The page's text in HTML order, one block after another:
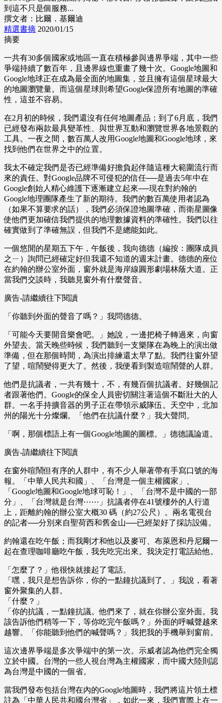
撰文者：比爾．基爾迪
精選書摘 2020/01/15
摘要
一共有30多個國家或地區一直在積極參與邊界爭端，其中一些
爭端持續了數百年，且邊界線也重畫了幾十次。Google地圖和
Google地球正在成為最全面的地圖集，並且擁有這個星球最大
的地圖瀏覽量。而這個星球則希望Google保證所有地圖的準確
性，這並不容易。
在2月初的時候，我們還沒有任何地圖產品；到了6月底，我們
已經發布兩款最具變革性、與世界互動和瀏覽世界各地景觀的
工具。一夜之間，數百萬人改用Google地圖和Google地球，來
找到他們在世界之中的位置。
我太不確定我們是否已經準備好擔負起伴隨這種大範圍流行而
來的責任。對Google品牌不可侵犯的信任──是過去5年中在
Google創始人精心維護下逐漸建立起來──現在對約翰的
Google地理團隊產生了新的期待。我們的數百萬使用者認為
（如果不算要求的話），我們必須保證地圖準確，而衛星圖像
使他們更加確信我們提供的地理數據資料的準確性。我們以往
確實做到了準確無誤，但我們不是總能如此。
一個悠閒的星期五下午，午飯後，我向德德（編按：團隊成員
之ㄧ）詢問已經確定好但我還不知道的週末計畫。德德的座位
在約翰的辦公室外面，窗外就是海岸線圓形劇場林蔭大道。正
當我們交談時，我聽見窗外有什麼聲音。
廣告-請繼續往下閱讀
「你聽到外面的聲音了嗎？」我問德德。
「可能今天要開音樂會吧。」她說，一邊把椅子轉過來，向窗
外望去。當天晚些時候，我們聽到一支樂隊在為晚上的演出做
準備，但在那個時間，為演出排練還太早了點。我們往窗外望
了望，喧鬧變得更大了。然後，我便看到製造喧鬧聲的人群。
他們是抗議者，一共有幾十，不，有幾百個抗議者。好幾個記
者跟著他們。Google的保全人員密切關注著這個不斷壯大的人
群。一名手持擴音器的男子正在帶領示威隊伍。天空中，北加
州的陽光十分燦爛。「他們在抗議什麼？」我大聲問。
「啊，那個標語上有一個Google地圖的圖標。」德德議論道。
廣告-請繼續往下閱讀
在窗外喧鬧但有序的人群中，有不少人舉著帶有手寫口號的海
報。「中華人民共和國」、「台灣是一個主權國家」、
「Google地圖和Google地球可恥！」、「台灣不是中國的一部
分」、「台灣就是台灣⋯⋯」抗議者停在41號樓外的人行道
上，距離約翰的辦公室大概30 碼（約27公尺）。兩名電視台
的記者──分別來自聖荷西和舊金山──已經架好了採訪設備。
約翰還在吃午飯；而我剛才和他以及麥可、布萊恩和丹尼爾一
起在查理咖啡廳吃午飯，我先吃完出來。我決定打電話給他。
「怎麼了？」他很快就接起了電話。
「嘿，我只是想告訴你，你的一點鐘抗議到了。」我說，看著
窗外聚集的人群。
「什麼？」
「你的抗議，一點鐘抗議。他們來了，就在你辦公室外面。我
該告訴他們稍等一下，等你吃完午飯嗎？」外面的呼喊聲越來
越響。「你能聽到他們的喊聲嗎？」我把我的手機舉到窗前。
這次邊界爭端是多次爭端中的第一次。示威者認為他們完全獨
立於中國。台灣的一些人視台灣為主權國家，而中國大陸則認
為台灣是中國的一個省。
當我們發布包括台灣在內的Google地圖時，我們將這片領土標
註為「中華人民共和國台灣省」，如此一來，我們實際上在一